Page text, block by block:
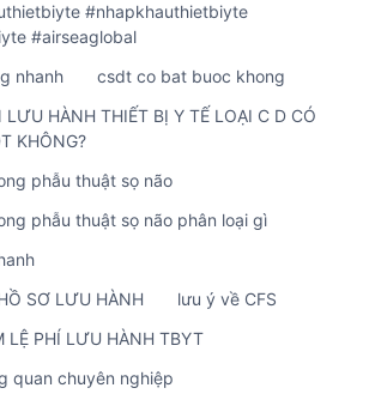
#nhapkhauthietbiyte
#airseaglobal
nhanh
csdt co bat buoc khong
LƯU HÀNH THIẾT BỊ Y TẾ LOẠI C D CÓ
KHÔNG?
phẫu thuật sọ não
phẫu thuật sọ não phân loại gì
SƠ LƯU HÀNH
lưu ý về CFS
LỆ PHÍ LƯU HÀNH TBYT
quan chuyên nghiệp